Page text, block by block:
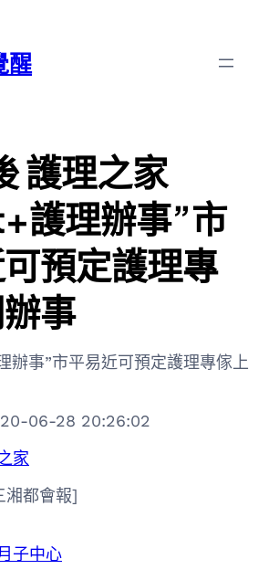
醒
護理之家
護理辦事”市
預定護理專
事
辦事”市平易近可預定護理專傢上
06-28 20:26:02
家
湘都會報]
子中心